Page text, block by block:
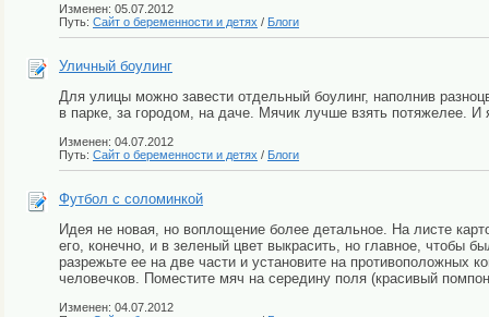
Изменен: 05.07.2012
Путь: Сайт о беременности и детях / Блоги
Уличный боулинг
Для улицы можно завести отдельный боулинг, наполнив
в парке, за городом, на даче. Мячик лучше взять потяжелее. И
Изменен: 04.07.2012
Путь: Сайт о беременности и детях / Блоги
Футбол с соломинкой
Идея не новая, но воплощение более детальное. На листе
его, конечно, и в зеленый цвет выкрасить, но главное, чтобы
разрежьте ее на две части и установите на противоположных
человечков. Поместите мяч на середину поля (красивый
Изменен: 04.07.2012